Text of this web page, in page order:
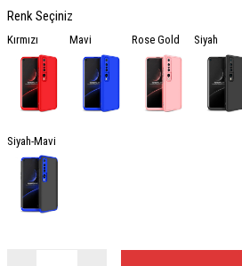
Renk Seçiniz
Kırmızı Mavi Rose Gold Siyah
Siyah-Mavi